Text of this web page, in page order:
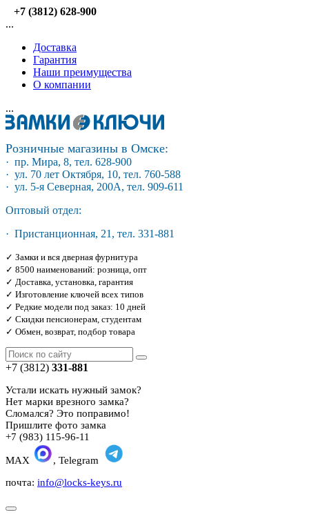
+7 (3812) 628-900
...
Доставка
Гарантия
Наши преимущества
О компании
...
Розничные магазины в Омске:
· пр. Мира, 8, тел. 628-900
· ул. 70 лет Октября, 10, тел. 760-588
· ул. 5-я Северная, 200А, тел. 909-611
Оптовый отдел:
· Пристанционная, 21, тел. 331-881
✓ Замки и вся дверная фурнитура
✓ 8500 наименований: розница, опт
✓ Доставка, установка, гарантия
✓ Изготовление ключей всех типов
✓ Редкие модели под заказ: 10 дней
✓ Скидки пенсионерам, студентам
✓ Обмен, возврат, подбор товара
+7 (3812) 331-881
Устали искать нужный замок?
Нет марки врезного замка?
Сломался? Это поправимо!
Пришлите фото замка
+7 (983) 115-96-11
MAX
, Telegram
почта: info@locks-keys.ru